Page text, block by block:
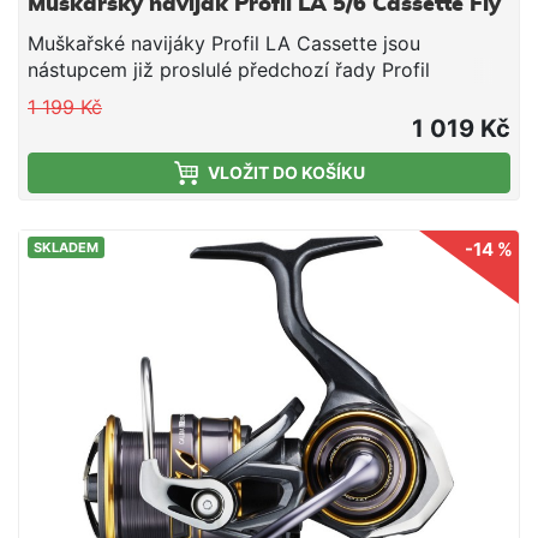
Muškařský naviják Profil LA 5/6 Cassette Fly
Muškařské navijáky Profil LA Cassette jsou
nástupcem již proslulé předchozí řady Profil
Cassette, která nastoupila na trh již před pěti lety.
1 199 Kč
1 019 Kč
VLOŽIT DO KOŠÍKU
SKLADEM -14 %